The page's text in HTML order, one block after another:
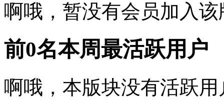
啊哦，暂没有会员加入
前0名本周最活跃用户
啊哦，本版块没有活跃用